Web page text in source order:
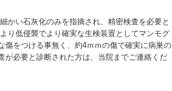
かい石灰化のみを指摘され、精密検査を必要と
り低侵襲でより確実な生検装置としてマンモグ
傷をつける事無く、約4ｍｍの傷で確実に病巣の
が必要と診断された方は、当院までご連絡くだ